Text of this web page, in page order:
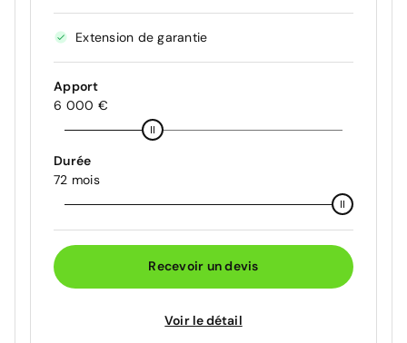
Extension de garantie
Apport
6 000 €
Durée
72 mois
Recevoir un devis
Voir le détail